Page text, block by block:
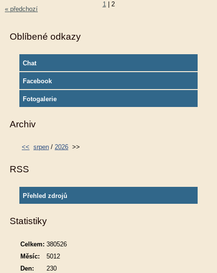
« předchozí
1 2
Oblíbené odkazy
Chat
Facebook
Fotogalerie
Archiv
<< srpen / 2026 >>
RSS
Přehled zdrojů
Statistiky
Celkem: 380526
Měsíc:
5012
Den:
230